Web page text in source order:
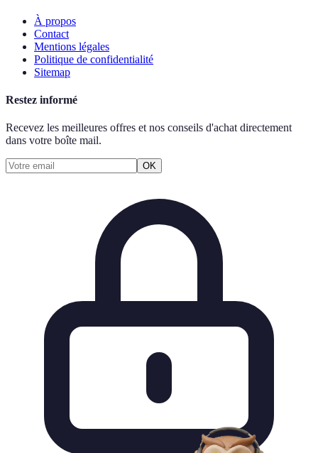
À propos
Contact
Mentions légales
Politique de confidentialité
Sitemap
Restez informé
Recevez les meilleures offres et nos conseils d'achat directement
dans votre boîte mail.
OK
x